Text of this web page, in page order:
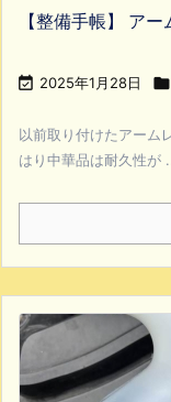
【整備手帳】 ア
 2025年1月28日 
以前取り付けたアーム
はり中華品は耐久性が